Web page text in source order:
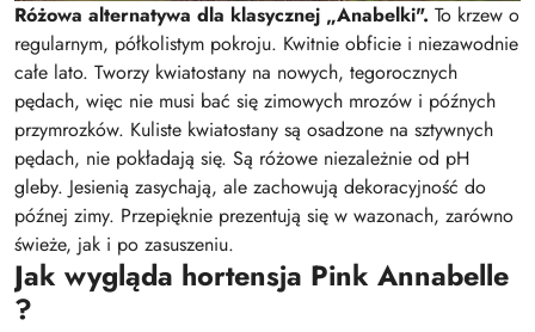
Różowa alternatywa dla klasycznej „Anabelki". To krzew o
regularnym, półkolistym pokroju. Kwitnie obficie i niezawodnie
całe lato. Tworzy kwiatostany na nowych, tegorocznych
pędach, więc nie musi bać się zimowych mrozów i późnych
przymrozków. Kuliste kwiatostany są osadzone na sztywnych
pędach, nie pokładają się. Są różowe niezależnie od pH
gleby. Jesienią zasychają, ale zachowują dekoracyjność do
późnej zimy. Przepięknie prezentują się w wazonach, zarówno
świeże, jak i po zasuszeniu.
Jak wygląda hortensja Pink Annabelle
?